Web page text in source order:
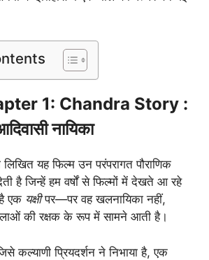
1: Chandra Story :
नायिका
लिखित यह फिल्म उन परंपरागत पौराणिक
है जिन्हें हम वर्षों से फिल्मों में देखते आ रहे
एक यक्षीपर—पर वह खलनायिका नहीं,
की रक्षक के रूप में सामने आती है।
कल्याणी प्रियदर्शन ने निभाया है, एक